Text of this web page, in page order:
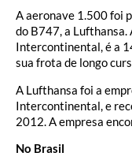
A aeronave 1.500 foi
do B747, a
Intercontinental, é a
sua frota de longo
A Lufthansa foi a
Intercontinental, e
2012. A empresa
No Brasil